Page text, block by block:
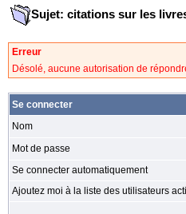
Sujet: citations sur les
Erreur
Désolé, aucune autorisation de
Se connecter
Nom
Mot de passe
Se connecter automatiquement
Ajoutez moi à la liste des utilisateurs